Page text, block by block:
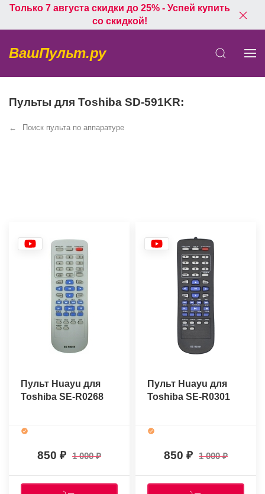
Только 7 августа скидки до 25% - Успей купить
со скидкой!
ВашПульт.ру
Пульты для Toshiba SD-591KR:
Поиск пульта по аппаратуре
Пульт Huayu для
Toshiba SE-R0268
850 1 000
Пульт Huayu для
Toshiba SE-R0301
850 1 000